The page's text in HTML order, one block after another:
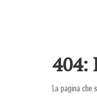
404:
La pagina che